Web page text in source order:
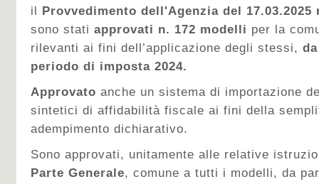
il Provvedimento dell'Agenzia del 17.03.2025
sono stati approvati n. 172 modelli per la
rilevanti ai fini dell’applicazione degli stessi,
periodo di imposta 2024.
Approvato anche un sistema di importazione
sintetici di affidabilità fiscale ai fini della
adempimento dichiarativo.
Sono approvati, unitamente alle relative
Parte Generale, comune a tutti i modelli, da